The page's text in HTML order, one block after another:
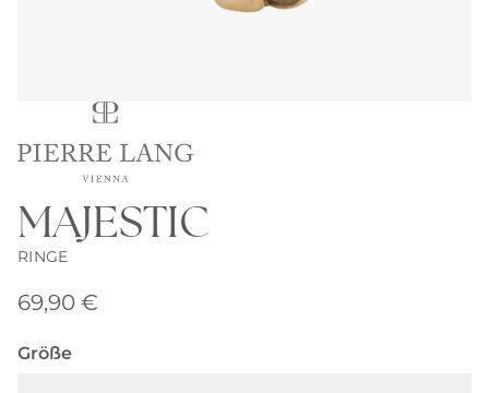
MAJESTIC
RINGE
69,90 €
Größe